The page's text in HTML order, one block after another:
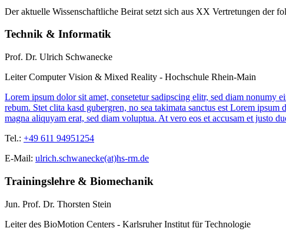
Der aktuelle Wissenschaftliche Beirat setzt sich aus XX Vertretungen der
Technik & Informatik
Prof. Dr. Ulrich Schwanecke
Leiter Computer Vision & Mixed Reality - Hochschule Rhein-Main
Lorem ipsum dolor sit amet, consetetur sadipscing elitr, sed diam nonumy
rebum. Stet clita kasd gubergren, no sea takimata sanctus est Lorem
magna aliquyam erat, sed diam voluptua. At vero eos et accusam et justo
Tel.: +49 611 94951254
E-Mail: ulrich.schwanecke(at)hs-rm.de
Trainingslehre & Biomechanik
Jun. Prof. Dr. Thorsten Stein
Leiter des BioMotion Centers - Karlsruher Institut für Technologie